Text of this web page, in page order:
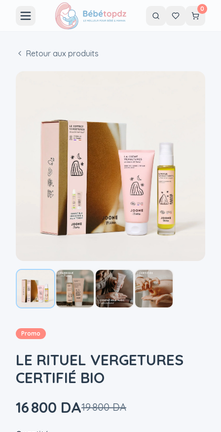
0
Retour aux produits
Promo
LE RITUEL VERGETURES
CERTIFIÉ BIO
16 800 DA19 800 DA